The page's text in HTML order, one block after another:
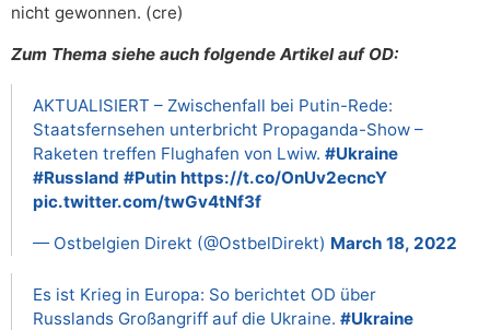
nicht gewonnen. (cre)
Zum Thema siehe auch folgende Artikel auf OD:
AKTUALISIERT – Zwischenfall bei Putin-Rede:
Staatsfernsehen unterbricht Propaganda-Show –
Raketen treffen Flughafen von Lwiw. #Ukraine
#Russland #Putin https://t.co/OnUv2ecncY
pic.twitter.com/twGv4tNf3f
— Ostbelgien Direkt (@OstbelDirekt) March 18, 2022
Es ist Krieg in Europa: So berichtet OD über
Russlands Großangriff auf die Ukraine. #Ukraine